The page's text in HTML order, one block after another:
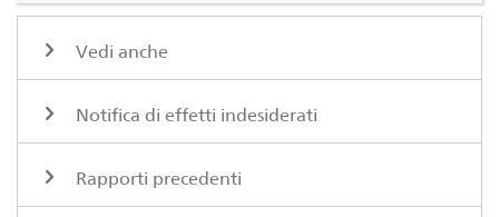
Vedi anche
Notifica di effetti indesiderati
Rapporti precedenti